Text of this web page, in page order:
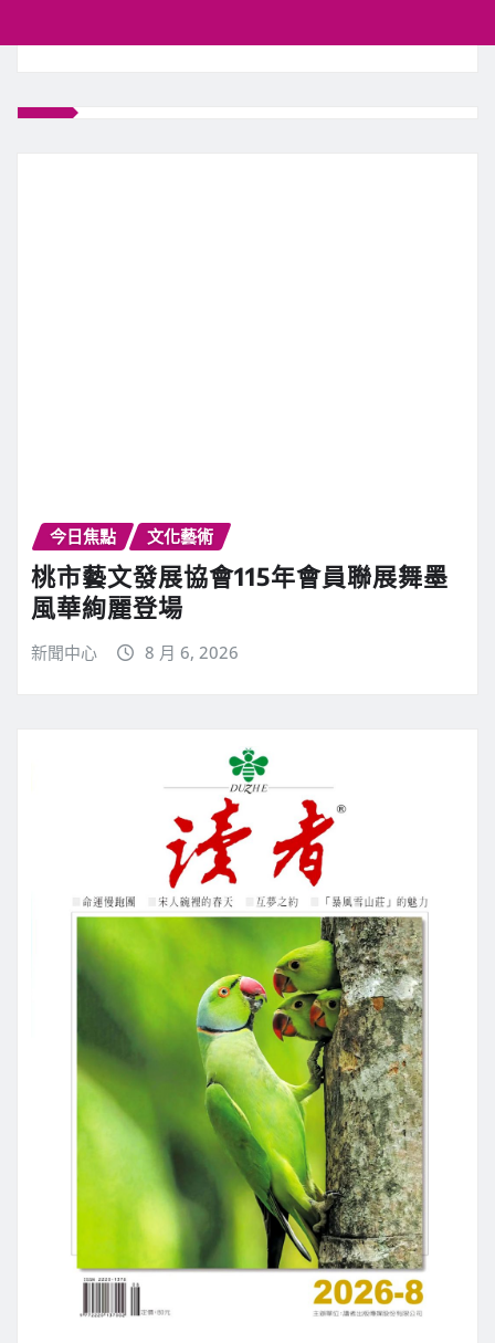
今日焦點 文化藝術
桃市藝文發展協會115年會員聯展舞墨
風華絢麗登場
新聞中心 8 月 6, 2026